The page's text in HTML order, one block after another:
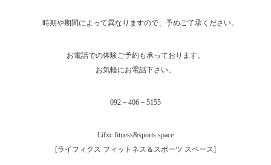
時期や期間によって異なりますので、予めご了承ください。
お電話での体験ご予約も承っております。
お気軽にお電話下さい。
092－406－5155
Lifxc fitness&sports space
[ライフィクス フィットネス＆スポーツ スペース]